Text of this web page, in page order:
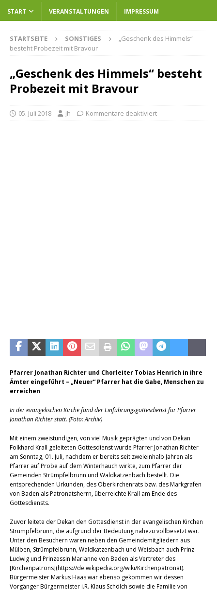
START VERANSTALTUNGEN IMPRESSUM
STARTSEITE SONSTIGES
„Geschenk des Himmels“
besteht Probezeit mit Bravour
„Geschenk des Himmels“ besteht
Probezeit mit Bravour
05. Juli 2018 jh Kommentare deaktiviert
Pfarrer Jonathan Richter und Chorleiter Tobias Henrich in ihre
Ämter eingeführt – „Neuer“ Pfarrer hat die Gabe, Menschen zu
erreichen
In der evangelischen Kirche fand der Einführungsgottesdienst für Pfarrer
Jonathan Richter statt. (Foto: Archiv)
Mit einem zweistündigen, von viel Musik geprägten und von Dekan
Folkhard Krall geleiteten Gottesdienst wurde Pfarrer Jonathan Richter
am Sonntag, 01. Juli, nachdem er bereits seit zweieinhalb Jahren als
Pfarrer auf Probe auf dem Winterhauch wirkte, zum Pfarrer der
Gemeinden Strümpfelbrunn und Waldkatzenbach bestellt. Die
entsprechenden Urkunden, des Oberkirchenrats bzw. des Markgrafen
von Baden als Patronatsherrn, überreichte Krall am Ende des
Gottesdiensts.
Zuvor leitete der Dekan den Gottesdienst in der evangelischen Kirchen
Strümpfelbrunn, die aufgrund der Bedeutung nahezu vollbesetzt war.
Unter den Besuchern waren neben den Gemeindemitgliedern aus
Mülben, Strümpfelbrunn, Waldkatzenbach und Weisbach auch Prinz
Ludwig und Prinzessin Marianne von Baden als Vertreter des
[Kirchenpatrons](https://de.wikipedia.org/wiki/Kirchenpatronat).
Bürgermeister Markus Haas war ebenso gekommen wir dessen
Vorgänger Bürgermeister i.R. Klaus Schölch sowie die Familie von